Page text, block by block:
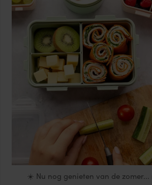
☀️ Nu nog genieten van de zomer...